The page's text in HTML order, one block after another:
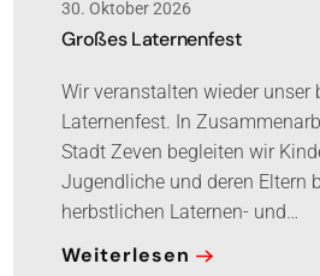
30. Oktober 2026
Großes Laternenfest
Wir veranstalten wieder unser
Laternenfest. In
Stadt Zeven begleiten wir
Jugendliche und deren Eltern
herbstlichen Laternen- und…
Weiterlesen